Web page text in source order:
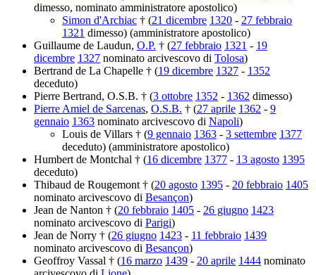
dimesso, nominato amministratore apostolico)
Simon d'Archiac † (21 dicembre 1320 - 27 febbraio
1321 dimesso) (amministratore apostolico)
Guillaume de Laudun, O.P. † (27 febbraio 1321 - 19
dicembre 1327 nominato arcivescovo di Tolosa)
Bertrand de La Chapelle † (19 dicembre 1327 - 1352
deceduto)
Pierre Bertrand, O.S.B. † (3 ottobre 1352 - 1362 dimesso)
Pierre Amiel de Sarcenas, O.S.B. † (27 aprile 1362 - 9
gennaio 1363 nominato arcivescovo di Napoli)
Louis de Villars † (9 gennaio 1363 - 3 settembre 1377
deceduto) (amministratore apostolico)
Humbert de Montchal † (16 dicembre 1377 - 13 agosto 1395
deceduto)
Thibaud de Rougemont † (20 agosto 1395 - 20 febbraio 1405
nominato arcivescovo di Besançon)
Jean de Nanton † (20 febbraio 1405 - 26 giugno 1423
nominato arcivescovo di Parigi)
Jean de Norry † (26 giugno 1423 - 11 febbraio 1439
nominato arcivescovo di Besançon)
Geoffroy Vassal † (16 marzo 1439 - 20 aprile 1444 nominato